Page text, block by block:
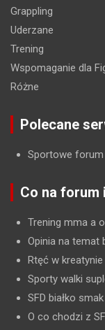
Grappling
Uderzane
Trening
Wspomaganie dla
Różne
Polecane
Sportowe forum
Co na forum
Trening mma a
Opinia na temat
Rtęć w kreatynie
Sporty walki
SFD białko smak
O co chodzi z